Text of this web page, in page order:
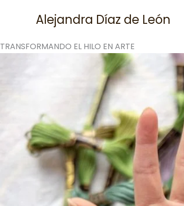
Alejandra Díaz de León
TRANSFORMANDO EL HILO EN ARTE